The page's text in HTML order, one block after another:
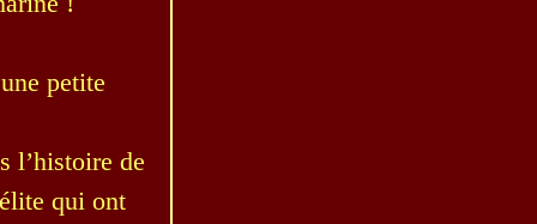
petite
l’histoire de
qui ont